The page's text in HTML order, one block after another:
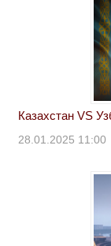
Казахстан VS
28.01.2025 11:00